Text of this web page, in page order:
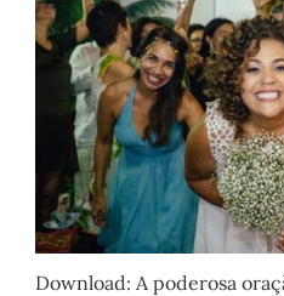
Download: A poderosa